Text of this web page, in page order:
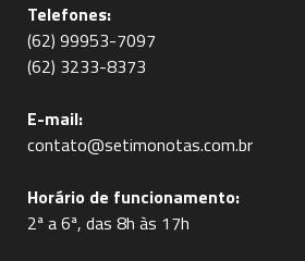
Telefones:
(62) 99953-7097
(62) 3233-8373
E-mail:
contato@setimonotas.com.br
Horário de funcionamento:
2ª a 6ª, das 8h às 17h